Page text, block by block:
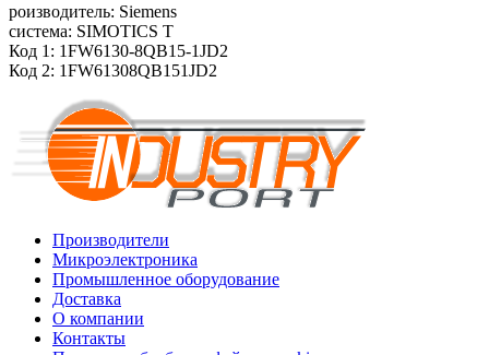
роизводитель: Siemens
система: SIMOTICS T
Код 1: 1FW6130-8QB15-1JD2
Код 2: 1FW61308QB151JD2
Производители
Микроэлектроника
Промышленное оборудование
Доставка
О компании
Контакты